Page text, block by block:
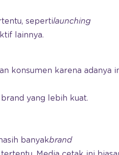
sepertilaunching
lainnya.
konsumen karena adanya
yang lebih kuat.
banyakbrand